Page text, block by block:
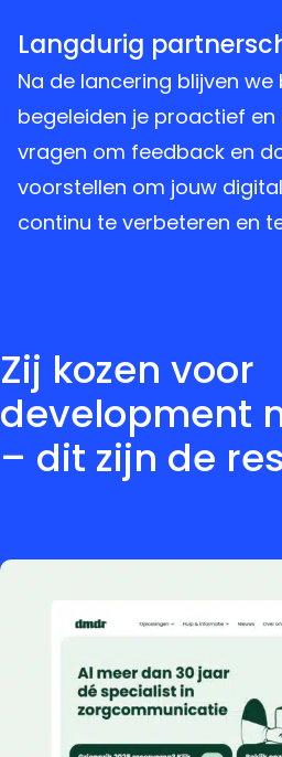
Langdurig
Na de lancering blijven we
begeleiden je proactief en
vragen om feedback en
voorstellen om jouw
continu te verbeteren en
Zij kozen voor
development
– dit zijn de